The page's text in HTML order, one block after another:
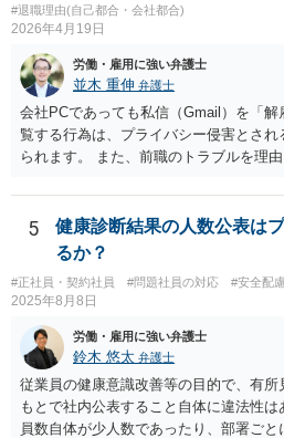
#退職理由(自己都合・会社都合)
2026年4月19日
労働・雇用に強い弁護士
並木 重伸 弁護士
会社PCであっても私信（Gmail）を「
覧する行為は、プライバシー侵害とされ
られます。 また、前職のトラブルを理
メールの内容には触れず、現在の「素
的に記録してください。注意・指導を
うプロセスを積み上げ、段階的に懲戒や
な進め方です。
5
健康診断結果の人数公表は
るか？
#正社員・契約社員 #問題社員の対応 #安全配
2025年8月8日
労働・雇用に強い弁護士
鈴木 悠太 弁護士
従業員の健康意識改善等の目的で、有
もとで社内公表すること自体に違法性
員数自体が少人数であったり、部署ご